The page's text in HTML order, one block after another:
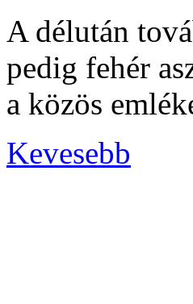
A délután
pedig fehér
a közös
Kevesebb